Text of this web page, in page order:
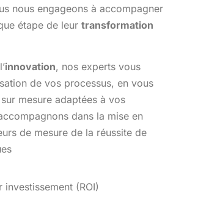
nous engageons à accompagner
étape de leur transformation
innovation, nos experts vous
de vos processus, en vous
mesure adaptées à vos
dans la mise en
de mesure de la réussite de
investissement (ROI)